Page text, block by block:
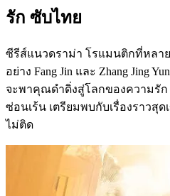
รัก ซับไทย
ซีรีส์แนวดราม่า โรแมนติกที่หลา
อย่าง Fang Jin และ Zhang Jing
จะพาคุณดำดิ่งสู่โลกของความรั
ซ่อนเร้น เตรียมพบกับเรื่องราว
ไม่ติด